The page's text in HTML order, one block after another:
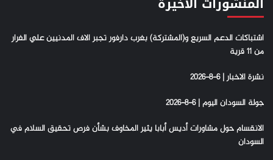
اشتباكات الدعم السريع و(المشتركة) بغرب دارفور تجبر الاف المدنيين علي الفرار
من 11 قرية
نشرة الاخبار | 6-8-2026
جولة السودان اليوم | 6-8-2026
الانقسام حول مشاورات أديس أبابا يثير المخاوف بشأن فرص تحقيق السلام في
السودان